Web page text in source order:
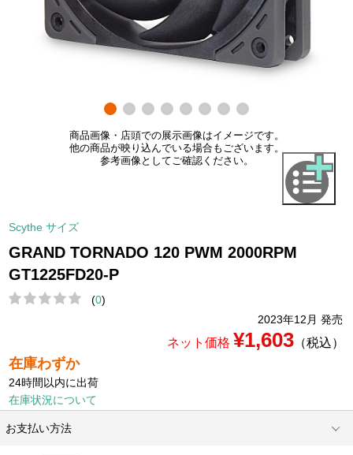
商品画像・店頭での展示画像はイメージです。
他の商品が映り込んでいる場合もございます。
参考画像としてご確認ください。
Scythe サイズ
GRAND TORNADO 120 PWM 2000RPM
GT1225FD20-P
(0)
2023年12月 発売
ネット価格 ¥1,603（税込）
在庫わずか
24時間以内に出荷
在庫状況について
お支払い方法